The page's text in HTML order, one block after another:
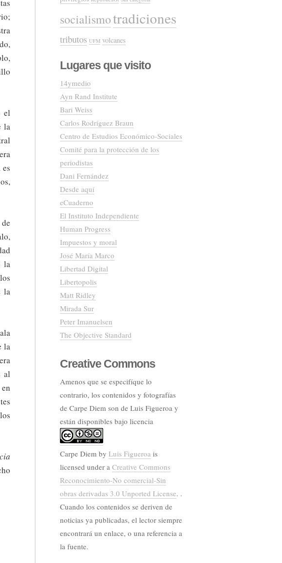
el
la
la
la
la
al
socialismotradiciones
tributos UFM volcanes
Lugares que visito
14ymedio
Ayn Rand Institute
Bari Weiss
Carlos Rodríguez Braun
Centro de Estudios Económico-Sociales
Comité para la protección de los
periodistas
Dani Fernández
Desde aquí
eCuaderno
El Instituto Independiente
Human Progress
Impuestos y moral
José María Marco
Libertad Digital
Libertopolis
Matt Ridley
Mirada Sur
Peter Imanuelsen
The Objective Standard
Creative Commons
Amenos que se especifíque lo
contrario, los contenidos y fotografías
de Carpe Diem son de Luis Figueroa y
están disponibles bajo licencia
Carpe Diem by Luis Figueroa is
licensed under a Creative Commons
Reconocimiento-No comercial-Sin
obras derivadas 3.0 Unported License. .
Cuando los contenidos se deriven de
noticias ya publicadas, el lector siempre
encontrará un enlace, o una referencia a
la fuente.